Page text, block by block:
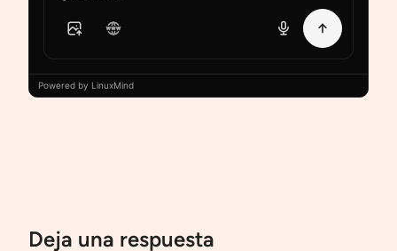
Powered by LinuxMind
Deja una respuesta